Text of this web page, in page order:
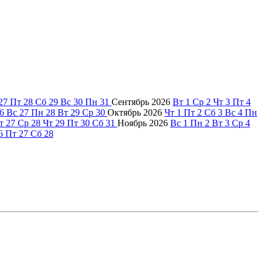
Пт 28 Сб 29 Вс 30 Пн 31 Сентябрь 2026 Вт 1 Ср 2 Чт 3 Пт 4
Вс 27 Пн 28 Вт 29 Ср 30 Октябрь 2026 Чт 1 Пт 2 Сб 3 Вс 4 Пн
27 Ср 28 Чт 29 Пт 30 Сб 31 Ноябрь 2026 Вс 1 Пн 2 Вт 3 Ср 4
Пт 27 Сб 28